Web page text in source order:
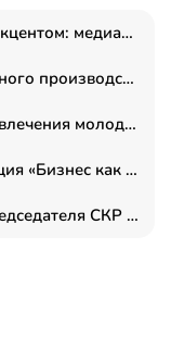
Коммуникации с древнегреческим акцентом: медиаменеджер и журналист Владимир Дергачев запустил коммуникационное агентство «Сократ 2.0»
От логистики до высокотехнологичного производства: как основатель “гагаринга” выстраивает экосистему безопасности и гражданских БПЛА
Эксперты обсудили механизмы привлечения молодых специалистов в промышленные города
Переговоры в рамке: как конференция «Бизнес как искусство» переформатирует деловой этикет в стенах ТПП РФ
Руководство «СВОИ» попросило председателя СКР дать правовую оценку обысков в тыловом штабе